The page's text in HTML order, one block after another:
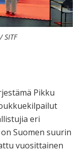
SITF
Pikku
eri
Suomen suurin
vuosittainen